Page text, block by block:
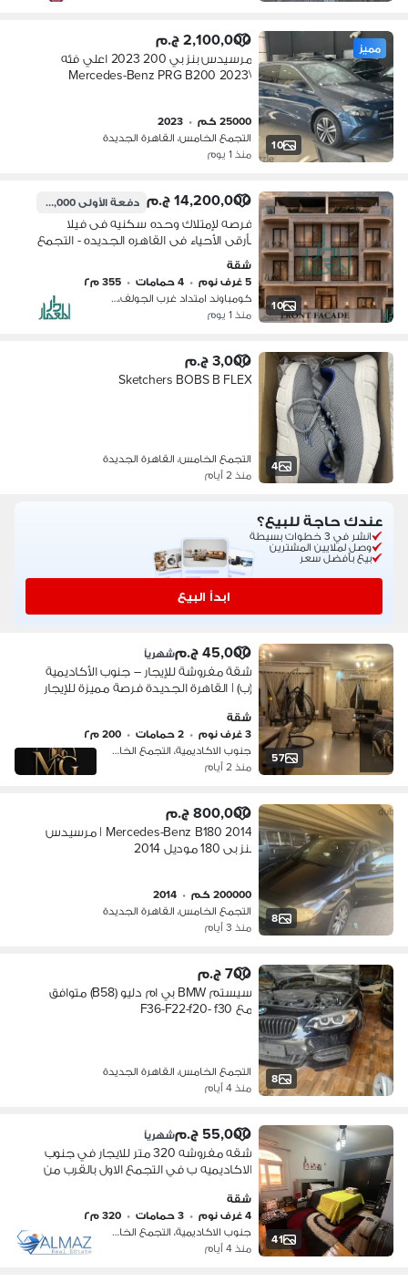
10
مميز 2,100,000 ج.م
مرسيدس بنز بي 200 2023 اعلي فئه
\Mercedes-Benz PRG B200 2023
25000 كم •
2023
التجمع الخامس، القاهرة الجديدة
منذ 1 يوم
10
14,200,000 ج.م دفعة الأولى5,680,000 ج.م
فرصه لإمتلاك وحده سكنيه فى فيلا
بأرقى الأحياء فى القاهره الجديده - التجمع
الخامس -أمتداد غرب الجولف بافضل
الاماكن المميزه
شقة
5 غرف نوم
• 4 حمامات • 355 م٢
كومباوند امتداد غرب الجولف، القطامي…
منذ 1 يوم
4
3,000 ج.م
Sketchers BOBS B FLEX
التجمع الخامس، القاهرة الجديدة
منذ 2 أيام
عندك حاجة للبيع؟
انشر في 3 خطوات بسيطة
وصل لملايين المشترين
بيع بأفضل سعر
ابدأ البيع
57
45,000 ج.م شهرياً
شقة مفروشة للإيجار – جنوب الأكاديمية
(ب) | القاهرة الجديدة فرصة مميزة للإيجار
الجديدة، شقة مشمسة بالكامل بموقع
استثنائ
شقة
3 غرف نوم
• 2 حمامات • 200 م٢
جنوب الاكاديمية، التجمع الخامس
منذ 2 أيام
8
800,000 ج.م
Mercedes-Benz B180 2014 | مرسيدس
بنز بى 180 موديل 2014
200000 كم •
2014
التجمع الخامس، القاهرة الجديدة
منذ 3 أيام
8
700 ج.م
سيستم BMW بي ام دليو (B58) متوافق
مع F36-F22-f20- f30
التجمع الخامس، القاهرة الجديدة
منذ 4 أيام
41
55,000 ج.م شهرياً
شقه مفروشه 320 متر للايجار في جنوب
الاكاديميه ب في التجمع الاول بالقرب من
شقة
4 غرف نوم
• 3 حمامات • 320 م٢
جنوب الاكاديمية، التجمع الخامس
منذ 4 أيام